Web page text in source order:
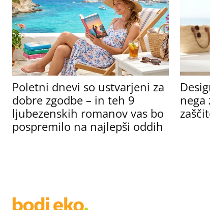
Poletni dnevi so ustvarjeni za
dobre zgodbe – in teh 9
ljubezenskih romanov vas bo
pospremilo na najlepši oddih
nega